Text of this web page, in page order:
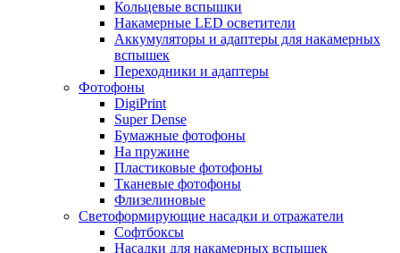
Кольцевые вспышки
Накамерные LED осветители
Аккумуляторы и адаптеры для накамерных
вспышек
Переходники и адаптеры
Фотофоны
DigiPrint
Super Dense
Бумажные фотофоны
На пружине
Пластиковые фотофоны
Тканевые фотофоны
Флизелиновые
Светоформирующие насадки и отражатели
Софтбоксы
Насадки для накамерных вспышек